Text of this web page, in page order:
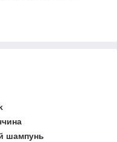
шампунь